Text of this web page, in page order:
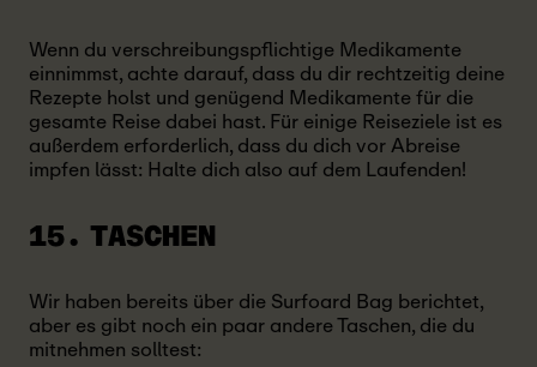
Wenn du verschreibungspflichtige Medikamente
einnimmst, achte darauf, dass du dir rechtzeitig deine
Rezepte holst und genügend Medikamente für die
gesamte Reise dabei hast. Für einige Reiseziele ist es
außerdem erforderlich, dass du dich vor Abreise
impfen lässt: Halte dich also auf dem Laufenden!
15. TASCHEN
Wir haben bereits über die Surfoard Bag berichtet,
aber es gibt noch ein paar andere Taschen, die du
mitnehmen solltest: